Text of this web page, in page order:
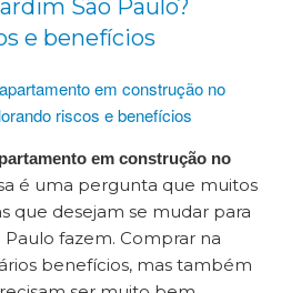
São Paulo?
e benefícios
em construção no
é uma pergunta que muitos
que desejam se mudar para
fazem. Comprar na
benefícios, mas também